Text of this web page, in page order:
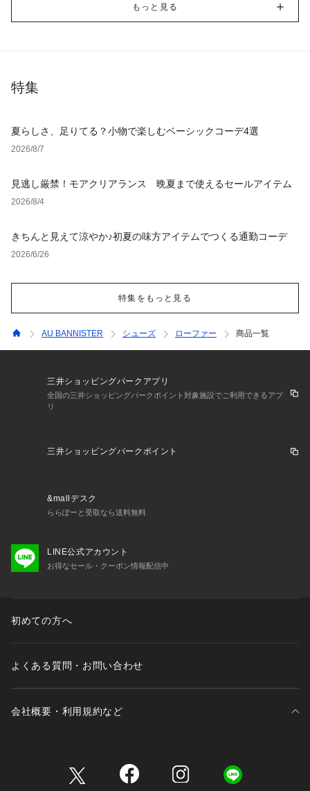
もっと見る
特集
夏らしさ、足りてる？小物で楽しむベーシックコーデ4選
2026/8/7
見逃し厳禁！モアクリアランス 晩夏まで使えるセールアイテム
2026/8/4
きちんと見えて涼やか♪初夏の味方アイテムでつくる通勤コーデ
2026/6/26
特集をもっと見る
AU BANNISTER シューズ ローファー 商品一覧
三井ショッピングパークアプリ
全国の三井ショッピングパークポイント対象施設でご利用できるアプ
リ
三井ショッピングパークポイント
&mallデスク
ららぽーと受取なら送料無料
LINE公式アカウント
お得なセール・クーポン情報配信中
初めての方へ
よくある質問・お問い合わせ
会社概要・利用規約など